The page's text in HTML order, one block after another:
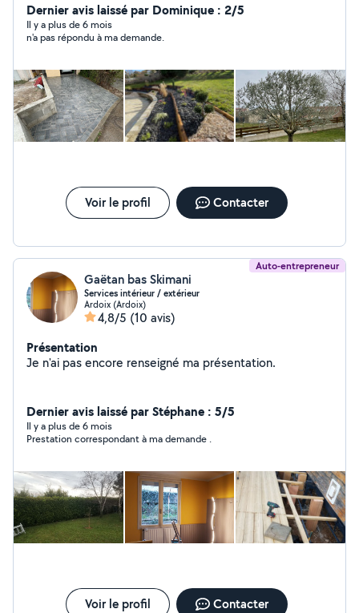
arbres
Dernier avis laissé par Dominique : 2/5
Il y a plus de 6 mois
n'a pas répondu à ma demande.
Voir le profil Contacter
Auto-entrepreneur
Gaëtan bas Skimani
Services intérieur / extérieur
Ardoix (Ardoix)
4,8/5 (10 avis)
Présentation
Je n'ai pas encore renseigné ma présentation.
Dernier avis laissé par Stéphane : 5/5
Il y a plus de 6 mois
Prestation correspondant à ma demande .
Voir le profil Contacter